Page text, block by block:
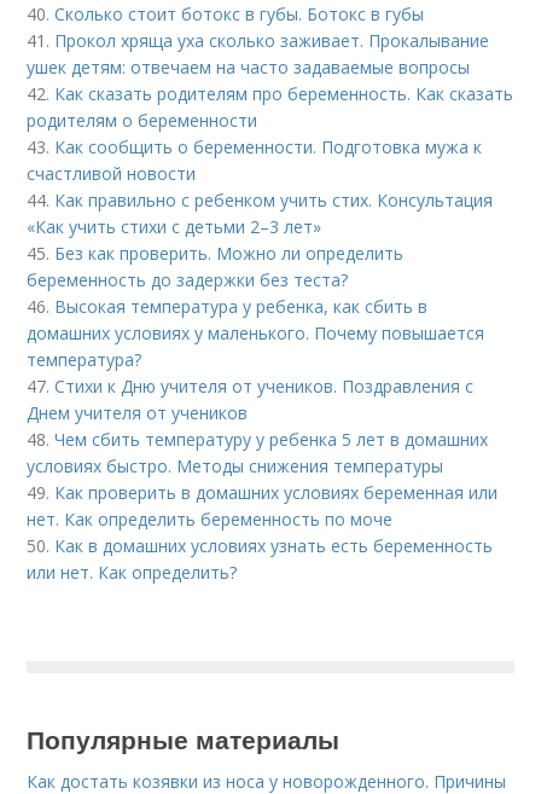
40.Сколько стоит ботокс в губы. Ботокс в губы
41. Прокол хряща уха сколько заживает. Прокалывание
ушек детям: отвечаем на часто задаваемые вопросы
42. Как сказать родителям про беременность. Как сказать
родителям о беременности
43. Как сообщить о беременности. Подготовка мужа к
счастливой новости
44. Как правильно с ребенком учить стих. Консультация
«Как учить стихи с детьми 2–3 лет»
45. Без как проверить. Можно ли определить
беременность до задержки без теста?
46. Высокая температура у ребенка, как сбить в
домашних условиях у маленького. Почему повышается
температура?
47.Стихи к Дню учителя от учеников. Поздравления с
Днем учителя от учеников
48.Чем сбить температуру у ребенка 5 лет в домашних
условиях быстро. Методы снижения температуры
49. Как проверить в домашних условиях беременная или
нет. Как определить беременность по моче
50. Как в домашних условиях узнать есть беременность
или нет. Как определить?
Популярные материалы
Как достать козявки из носа у новорожденного. Причины